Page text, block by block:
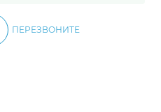
ПЕРЕЗВОНИТЕ